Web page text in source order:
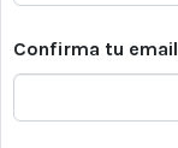
Confirma tu email